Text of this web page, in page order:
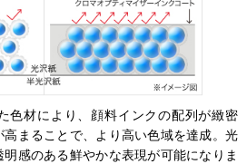
色材により、顔料インクの配列が緻密
まることで、より高い色域を達成。光
感のある鮮やかな表現が可能になりま